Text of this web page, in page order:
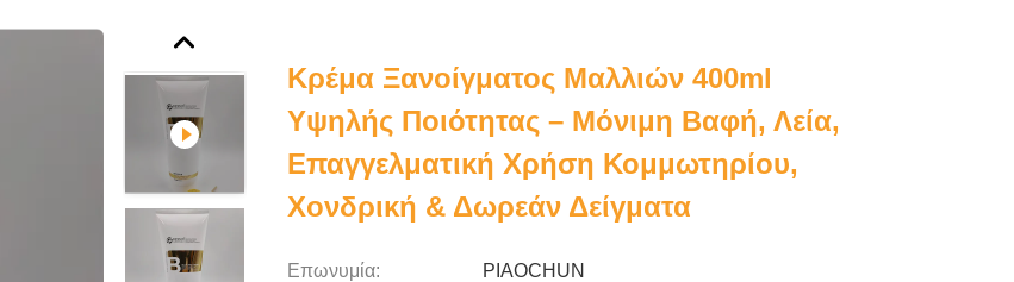
Κρέμα Ξανοίγματος Μαλλιών 400ml
Υψηλής Ποιότητας – Μόνιμη Βαφή, Λεία,
Επαγγελματική Χρήση Κομμωτηρίου,
Χονδρική & Δωρεάν Δείγματα
Επωνυμία: PIAOCHUN